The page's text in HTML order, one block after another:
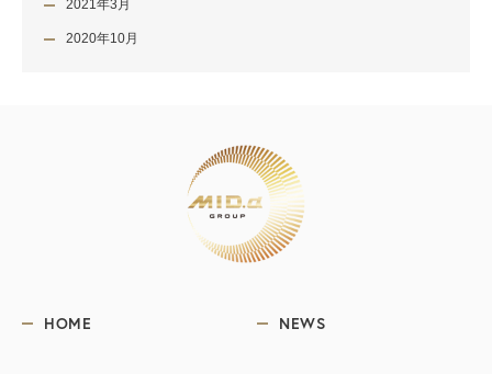
2021年3月
2020年10月
HOME NEWS